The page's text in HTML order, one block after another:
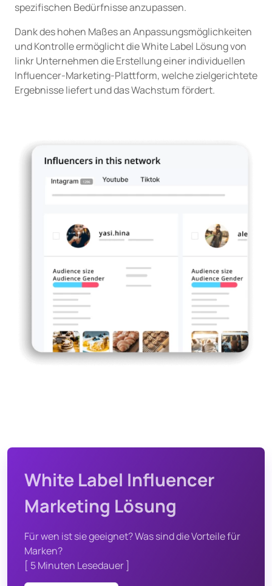
spezifischen Bedürfnisse anzupassen.
Dank des hohen Maßes an Anpassungsmöglichkeiten
und Kontrolle ermöglicht die White Label Lösung von
linkr Unternehmen die Erstellung einer individuellen
Influencer-Marketing-Plattform, welche zielgerichtete
Ergebnisse liefert und das Wachstum fördert.
White Label Influencer
Marketing Lösung
Für wen ist sie geeignet? Was sind die Vorteile für
Marken?
[ 5 Minuten Lesedauer ]